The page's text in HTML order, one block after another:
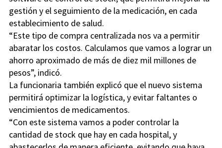
gestión y el seguimiento de la medicación, en cada
establecimiento de salud.
“Este tipo de compra centralizada nos va a permitir
abaratar los costos. Calculamos que vamos a lograr un
ahorro aproximado de más de diez mil millones de
pesos”, indicó.
La funcionaria también explicó que el nuevo sistema
permitirá optimizar la logística, y evitar faltantes o
vencimientos de medicamentos.
“Con este sistema vamos a poder controlar la
cantidad de stock que hay en cada hospital, y